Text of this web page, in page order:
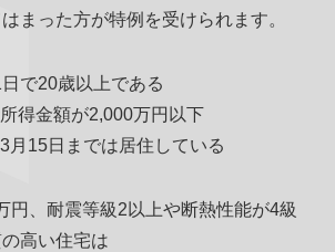
まった方が特例を受けられます。
で20歳以上である
得金額が2,000万円以下
月15日までは居住している
円、耐震等級2以上や断熱性能が4級
高い住宅は